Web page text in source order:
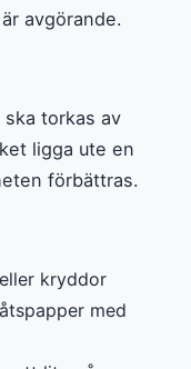
avgörande.
torkas av
ligga ute en
förbättras.
kryddor
med